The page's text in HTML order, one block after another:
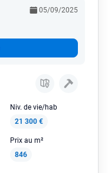
05/09/2025
Niv. de vie/hab
21 300 €
Prix au m²
846